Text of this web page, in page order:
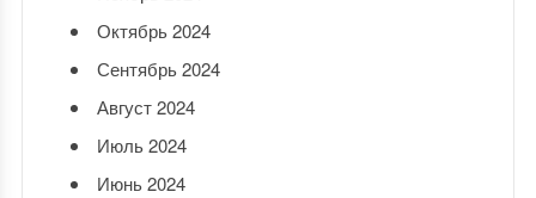
Октябрь 2024
Сентябрь 2024
Август 2024
Июль 2024
Июнь 2024